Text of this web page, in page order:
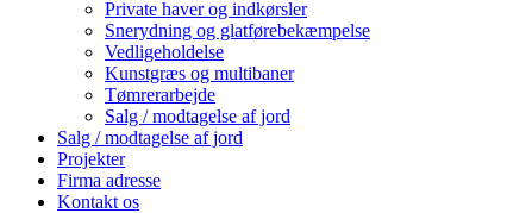
Private haver og indkørsler
Snerydning og glatførebekæmpelse
Vedligeholdelse
Kunstgræs og multibaner
Tømrerarbejde
Salg / modtagelse af jord
Salg / modtagelse af jord
Projekter
Firma adresse
Kontakt os